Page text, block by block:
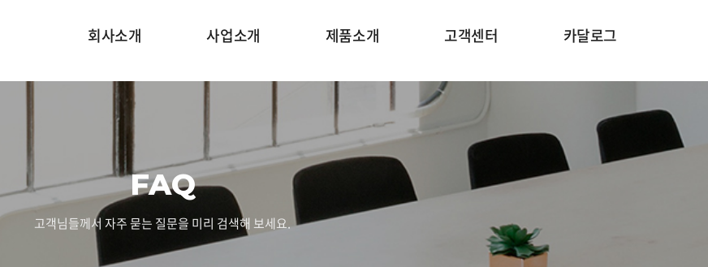
회사소개 사업소개 제품소개 고객센터 카달로그
FAQ
고객님들께서 자주 묻는 질문을 미리 검색해 보세요.